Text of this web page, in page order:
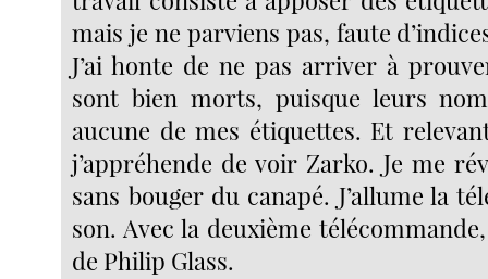
mais je ne parviens pas, faute
J’ai honte de ne pas arriver à
sont bien morts, puisque leurs
aucune de mes étiquettes. Et
j’appréhende de voir Zarko. Je me
sans bouger du canapé. J’allume la
son. Avec la deuxième
de Philip Glass.